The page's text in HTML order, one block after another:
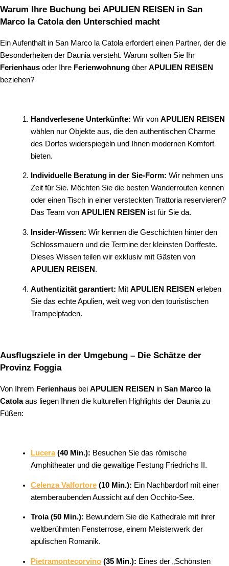
Warum Ihre Buchung bei APULIEN REISEN in San
Marco la Catola den Unterschied macht
Ein Aufenthalt in San Marco la Catola erfordert einen Partner, der die
Besonderheiten der Daunia versteht. Warum sollten Sie Ihr
Ferienhaus oder Ihre Ferienwohnung über APULIEN REISEN
beziehen?
Handverlesene Unterkünfte: Wir von APULIEN REISEN
wählen nur Objekte aus, die den authentischen Charme
des Dorfes widerspiegeln und Ihnen modernen Komfort
bieten.
Individuelle Beratung in der Sie-Form: Wir nehmen uns
Zeit für Sie. Möchten Sie die besten Wanderrouten kennen
oder einen Tisch in einer versteckten Trattoria reservieren?
Das Team von APULIEN REISEN ist für Sie da.
Insider-Wissen: Wir kennen die Geschichten hinter den
Schlossmauern und die Termine der kleinsten Dorffeste.
Dieses Wissen teilen wir exklusiv mit Gästen von
APULIEN REISEN .
Authentizität garantiert: Mit APULIEN REISEN erleben
Sie das echte Apulien, weit weg von den touristischen
Trampelpfaden.
Ausflugsziele in der Umgebung – Die Schätze der
Provinz Foggia
Von Ihrem Ferienhaus bei APULIEN REISEN in San Marco la
Catolaaus liegen Ihnen die kulturellen Highlights der Daunia zu
Füßen:
Lucera(40 Min.): Besuchen Sie das römische
Amphitheater und die gewaltige Festung Friedrichs II.
Celenza Valfortore (10 Min.): Ein Nachbardorf mit einer
atemberaubenden Aussicht auf den Occhito-See.
Troia (50 Min.): Bewundern Sie die Kathedrale mit ihrer
weltberühmten Fensterrose, einem Meisterwerk der
apulischen Romanik.
Pietramontecorvino (35 Min.): Eines der „Schönsten